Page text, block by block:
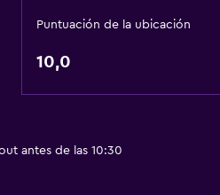
Puntuación de la ubicación
10,0
antes de las 10:30